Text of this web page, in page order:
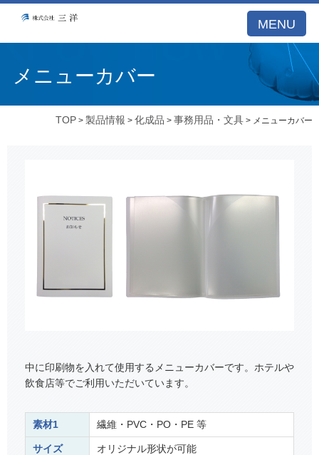
MENU
メニューカバー
TOP >製品情報 >化成品 >事務用品・文具 > メニューカバー
中に印刷物を入れて使用するメニューカバーです。ホテルや
飲食店等でご利用いただいています。
素材1 繊維・PVC・PO・PE 等
サイズ オリジナル形状が可能